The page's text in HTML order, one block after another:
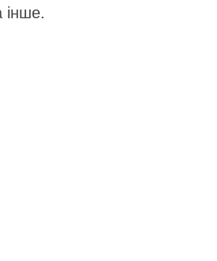
інше.